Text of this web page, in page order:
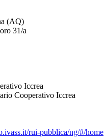
(AQ)
31/a
Iccrea
Cooperativo Iccrea
rui-pubblica/ng/#/home